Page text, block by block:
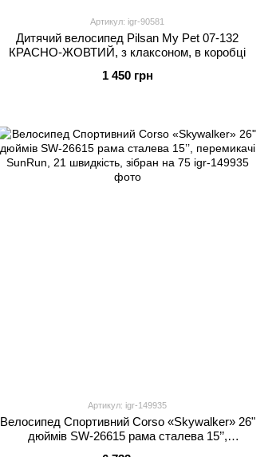
Артикул: igr-90581
Дитячий велосипед Pilsan My Pet 07-132
КРАСНО-ЖОВТИЙ, з клаксоном, в коробці
1 450 грн
Артикул: igr-149935
Велосипед Спортивний Corso «Skywalker» 26"
дюймів SW-26615 рама сталева 15’’,